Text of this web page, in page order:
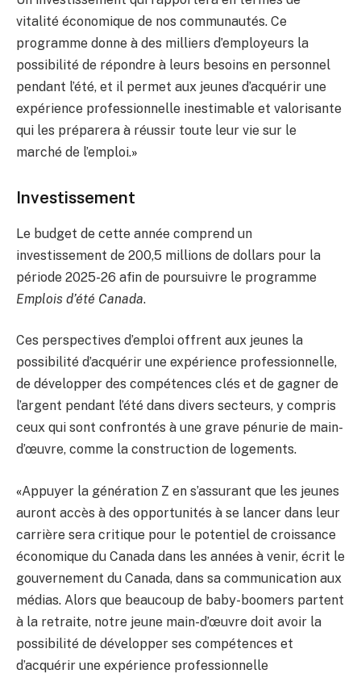
vitalité économique de nos communautés. Ce
programme donne à des milliers d’employeurs la
possibilité de répondre à leurs besoins en personnel
pendant l’été, et il permet aux jeunes d’acquérir une
expérience professionnelle inestimable et valorisante
qui les préparera à réussir toute leur vie sur le
marché de l’emploi.»
Investissement
Le budget de cette année comprend un
investissement de 200,5 millions de dollars pour la
période 2025-26 afin de poursuivre le programme
Emplois d’été Canada.
Ces perspectives d’emploi offrent aux jeunes la
possibilité d’acquérir une expérience professionnelle,
de développer des compétences clés et de gagner de
l’argent pendant l’été dans divers secteurs, y compris
ceux qui sont confrontés à une grave pénurie de main-
d’œuvre, comme la construction de logements.
«Appuyer la génération Z en s’assurant que les jeunes
auront accès à des opportunités à se lancer dans leur
carrière sera critique pour le potentiel de croissance
économique du Canada dans les années à venir, écrit le
gouvernement du Canada, dans sa communication aux
médias. Alors que beaucoup de baby-boomers partent
à la retraite, notre jeune main-d’œuvre doit avoir la
possibilité de développer ses compétences et
d’acquérir une expérience professionnelle